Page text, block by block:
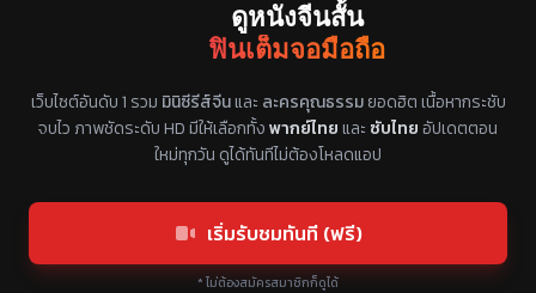
ดูหนังจีนสั้น
ฟินเต็มจอมือถือ
เว็บไซต์อันดับ 1 รวม มินิซีรีส์จีนและ ละครคุณธรรมยอดฮิต เนื้อหากระชับ
จบไว ภาพชัดระดับ HD มีให้เลือกทั้งพากย์ไทยและ ซับไทยอัปเดตตอน
ใหม่ทุกวัน ดูได้ทันทีไม่ต้องโหลดแอป
เริ่มรับชมทันที (ฟรี)
* ไม่ต้องสมัครสมาชิกก็ดูได้